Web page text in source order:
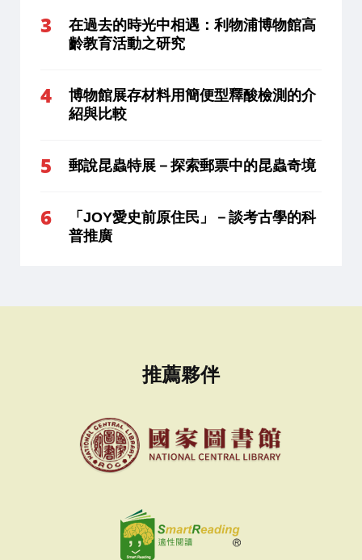
在過去的時光中相遇：利物浦博物館高
齡教育活動之研究
博物館展存材料用簡便型釋酸檢測的介
紹與比較
郵說昆蟲特展－探索郵票中的昆蟲奇境
「JOY愛史前原住民」－談考古學的科
普推廣
推薦夥伴